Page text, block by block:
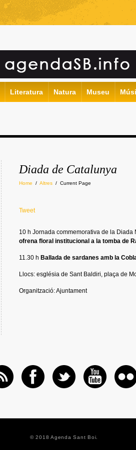
Literatura Natura Museu
Diada de Catalunya
Home / Altres / Current Page
Tweet
10 h Jornada commemorativa de la
ofrena floral institucional a la tomba de
11.30 h Ballada de sardanes amb la
Llocs: església de Sant Baldiri, plaça de
Organització: Ajuntament
© 2018 Agenda Sant Boi.